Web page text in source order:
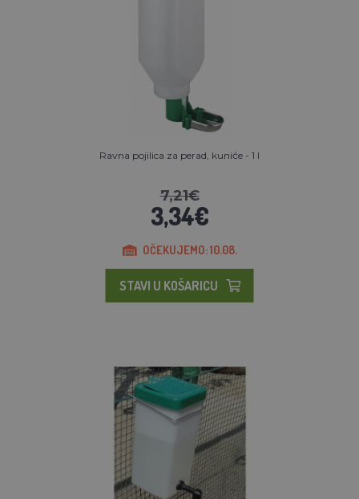
Ravna pojilica za perad, kuniće - 1 l
7,21€
3,34€
OČEKUJEMO: 10.08.
STAVI U KOŠARICU